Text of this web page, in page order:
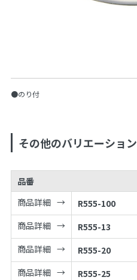
●のり付
その他のバリエーション
品番
商品詳細
R555-100
商品詳細
R555-13
商品詳細
R555-20
商品詳細
R555-25